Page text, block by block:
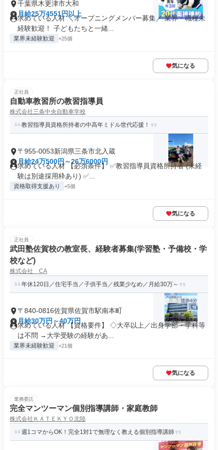
千葉県木更津市大和
月給25万4551円以上
求めている人材 ＼オープニングメンバー募集／ 業界・職種未
経験歓迎！ 子どもたちと一緒...
業界未経験歓迎 +25個
気になる
正社員
自動車教習所の教習指導員
株式会社三条中央自動車学校
教習指導員資格所持者の中高年ミドル世代応援！
〒955-0053新潟県三条市北入蔵
月給24万500円～26万6000円
求めている人材 【必須条件】 ✅教習指導員資格所持者 (未経
験は別途採用枠あり) ✅...
資格取得支援あり +5個
気になる
正社員
武田塾佐賀校の教室長、経験者募集(学習塾・予備校・学
校など)
株式会社 CA
年休120日／住宅手当／子供手当／残業少なめ／月給30万～
〒840-0816佐賀県佐賀市駅南本町
月給30万円～40万円
求めている人材 【資格要件】 ◇大卒以上／出身学部・学科等
は不問 →大学受験の経験があ...
業界未経験歓迎 +21個
気になる
業務委託
完全マンツーマン個別指導講師・家庭教師
株式会社ＫＡＴＥＫＹＯ北陸
週1コマからOK！完全1対1で無理なく教える個別指導講師